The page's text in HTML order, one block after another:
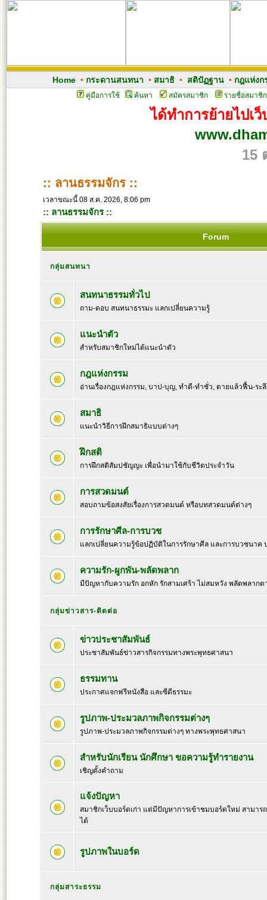
Home• กระดานสนทนา • สมาธิ• สติปัฏฐาน• กฎแห่งก
คู่มือการใช้ ค้นหา สมัครสมาชิก รายชื่อสมาชิก
ได้ทำการย้ายไปเ
15
:: ลานธรรมจักร ::
เวลาขณะนี้ 08 ส.ค. 2026, 8:06 pm
:: ลานธรรมจักร ::
Forum
กลุ่มสนทนา
สนทนาธรรมทั่วไป
ถาม-ตอบ สนทนาธรรมะ แลกเปลี่ยนความรู้
แนะนำตัว
สำหรับสมาชิกใหม่ได้แนะนำตัว
กฎแห่งกรรม
อ่านเรื่องกฎแห่งกรรม, บาป-บุญ, ทำดี-ทำชั่ว, ตายแล้วฟื้น-ระ
สมาธิ
แนะนำวิธีการฝึกสมาธิแบบต่างๆ
ฝึกสติ
การฝึกสติสัมปชัญญะ เพื่อนำมาใช้กับชีวิตประจำวัน
การสวดมนต์
สอบถามข้อสงสัยเรื่องการสวดมนต์ หรือบทสวดมนต์ต่างๆ
การรักษาศีล-การบวช
แลกเปลี่ยนความรู้ข้อปฏิบัติในการรักษาศีล และการบวชนา
ความรัก-ผูกพัน-พลัดพลาก
มีปัญหากับความรัก อกหัก รักสามเศร้า ไม่สมหวัง พลัดพลาก
กลุ่มข่าวสาร-ติดต่อ
ข่าวประชาสัมพันธ์
ประชาสัมพันธ์ข่าวสารกิจกรรมทางพระพุทธศาสนา
ธรรมทาน
ประกาศแจกฟรีหนังสือ และซีดีธรรมะ
รูปภาพ-ประมวลภาพกิจกรรมต่างๆ
รูปภาพ-ประมวลภาพกิจกรรมต่างๆ ทางพระพุทธศาสนา
สำหรับนักเรียน นักศึกษา ขอความรู้ทำรายงาน
เชิญตั้งคำถาม
แจ้งปัญหา
สมาชิกเว็บบอร์ดเก่า แต่มีปัญหาการเข้าชมบอร์ดใหม่ สามา
ได้
รูปภาพในบอร์ด
กลุ่มสาระธรรม